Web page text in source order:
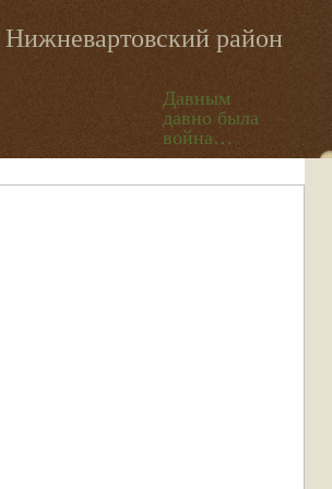
Нижневартовский район
Давным
давно была
война…